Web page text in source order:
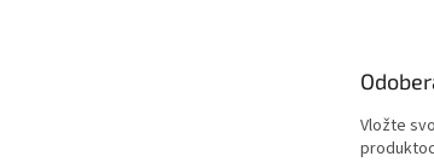
Vložte